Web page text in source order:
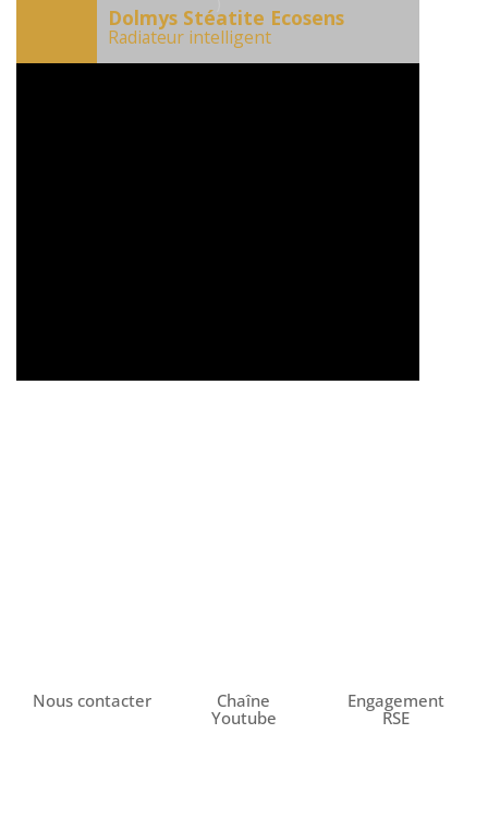
Dolmys Stéatite Ecosens
Radiateur intelligent
Nous contacter
Chaîne
Youtube
Engagement
RSE